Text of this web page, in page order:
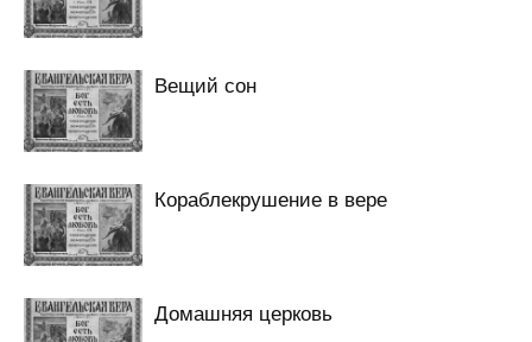
Вещий сон
Кораблекрушение в вере
Домашняя церковь